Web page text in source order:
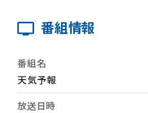
番組情報
番組名
天気予報
放送日時